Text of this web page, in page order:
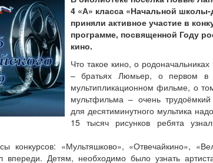
4 «А» класса «Начальной школы-
приняли активное участие в
программе, посвященной Году
кино.
Что такое кино, о
– братьях Люмьер, о первом в
мультипликационном фильме, о
мультфильма – очень
для десятиминутного мультика
15 тысяч рисунков ребята
конкурсов: «Мультяшково», «Отвечайкино»,
Детям, необходимо было узнать